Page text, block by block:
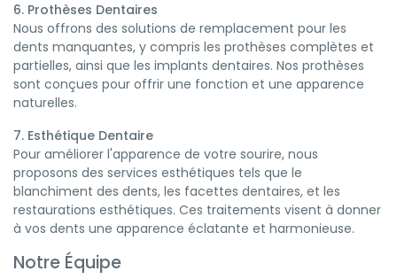
6. Prothèses Dentaires
Nous offrons des solutions de remplacement pour les
dents manquantes, y compris les prothèses complètes et
partielles, ainsi que les implants dentaires. Nos prothèses
sont conçues pour offrir une fonction et une apparence
naturelles.
7. Esthétique Dentaire
Pour améliorer l'apparence de votre sourire, nous
proposons des services esthétiques tels que le
blanchiment des dents, les facettes dentaires, et les
restaurations esthétiques. Ces traitements visent à donner
à vos dents une apparence éclatante et harmonieuse.
Notre Équipe